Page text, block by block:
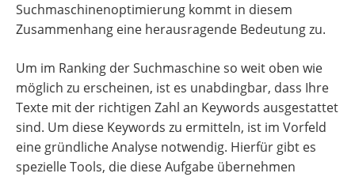
Suchmaschinenoptimierung kommt in diesem
Zusammenhang eine herausragende Bedeutung zu.
Um im Ranking der Suchmaschine so weit oben wie
möglich zu erscheinen, ist es unabdingbar, dass Ihre
Texte mit der richtigen Zahl an Keywords ausgestattet
sind. Um diese Keywords zu ermitteln, ist im Vorfeld
eine gründliche Analyse notwendig. Hierfür gibt es
spezielle Tools, die diese Aufgabe übernehmen